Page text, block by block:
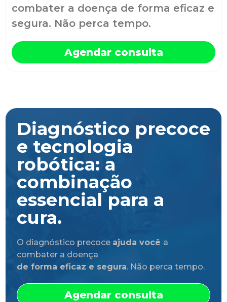
combater a doença de forma eficaz e
segura. Não perca tempo.
Agendar consulta
Diagnóstico precoce
e tecnologia
robótica: a
combinação
essencial para a
cura.
O diagnóstico precoce ajuda você a
combater a doença
de forma eficaz e segura. Não perca tempo.
Agendar consulta